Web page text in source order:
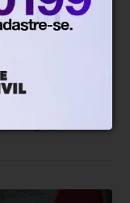
antiga Hermes